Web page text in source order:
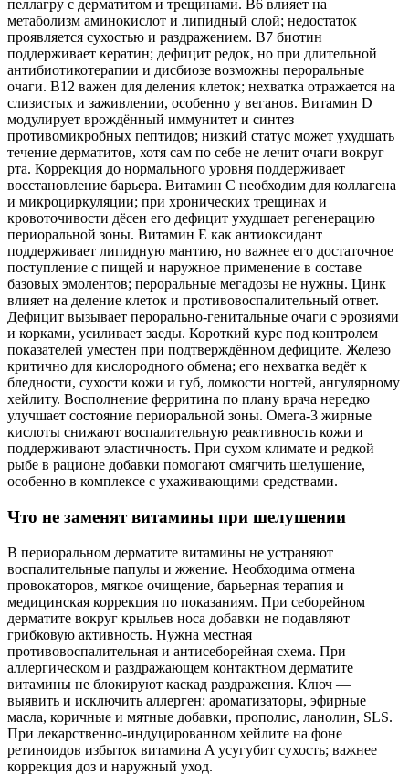
пеллагру с дерматитом и трещинами. В6 влияет на
метаболизм аминокислот и липидный слой; недостаток
проявляется сухостью и раздражением. В7 биотин
поддерживает кератин; дефицит редок, но при длительной
антибиотикотерапии и дисбиозе возможны пероральные
очаги. В12 важен для деления клеток; нехватка отражается на
слизистых и заживлении, особенно у веганов. Витамин D
модулирует врождённый иммунитет и синтез
противомикробных пептидов; низкий статус может ухудшать
течение дерматитов, хотя сам по себе не лечит очаги вокруг
рта. Коррекция до нормального уровня поддерживает
восстановление барьера. Витамин C необходим для коллагена
и микроциркуляции; при хронических трещинах и
кровоточивости дёсен его дефицит ухудшает регенерацию
периоральной зоны. Витамин E как антиоксидант
поддерживает липидную мантию, но важнее его достаточное
поступление с пищей и наружное применение в составе
базовых эмолентов; пероральные мегадозы не нужны. Цинк
влияет на деление клеток и противовоспалительный ответ.
Дефицит вызывает перорально‑генитальные очаги с эрозиями
и корками, усиливает заеды. Короткий курс под контролем
показателей уместен при подтверждённом дефиците. Железо
критично для кислородного обмена; его нехватка ведёт к
бледности, сухости кожи и губ, ломкости ногтей, ангулярному
хейлиту. Восполнение ферритина по плану врача нередко
улучшает состояние периоральной зоны. Омега‑3 жирные
кислоты снижают воспалительную реактивность кожи и
поддерживают эластичность. При сухом климате и редкой
рыбе в рационе добавки помогают смягчить шелушение,
особенно в комплексе с ухаживающими средствами.
Что не заменят витамины при шелушении
В периоральном дерматите витамины не устраняют
воспалительные папулы и жжение. Необходима отмена
провокаторов, мягкое очищение, барьерная терапия и
медицинская коррекция по показаниям. При себорейном
дерматите вокруг крыльев носа добавки не подавляют
грибковую активность. Нужна местная
противовоспалительная и антисеборейная схема. При
аллергическом и раздражающем контактном дерматите
витамины не блокируют каскад раздражения. Ключ —
выявить и исключить аллерген: ароматизаторы, эфирные
масла, коричные и мятные добавки, прополис, ланолин, SLS.
При лекарственно‑индуцированном хейлите на фоне
ретиноидов избыток витамина A усугубит сухость; важнее
коррекция доз и наружный уход.